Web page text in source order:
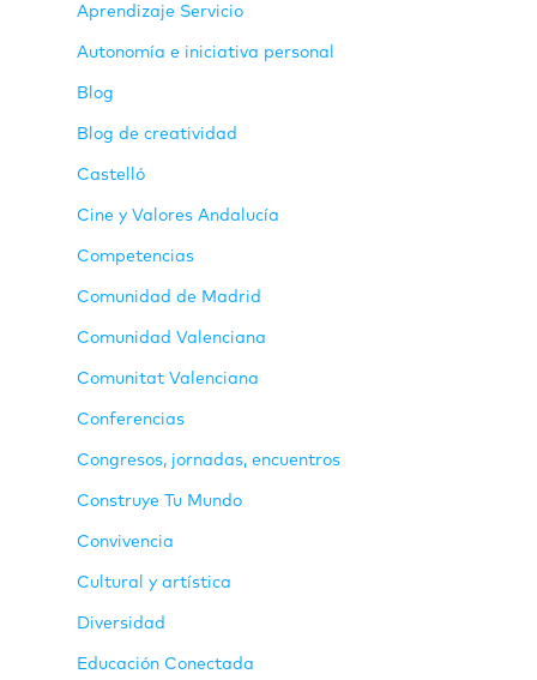
Aprendizaje Servicio
Autonomía e iniciativa personal
Blog
Blog de creatividad
Castelló
Cine y Valores Andalucía
Competencias
Comunidad de Madrid
Comunidad Valenciana
Comunitat Valenciana
Conferencias
Congresos, jornadas, encuentros
Construye Tu Mundo
Convivencia
Cultural y artística
Diversidad
Educación Conectada